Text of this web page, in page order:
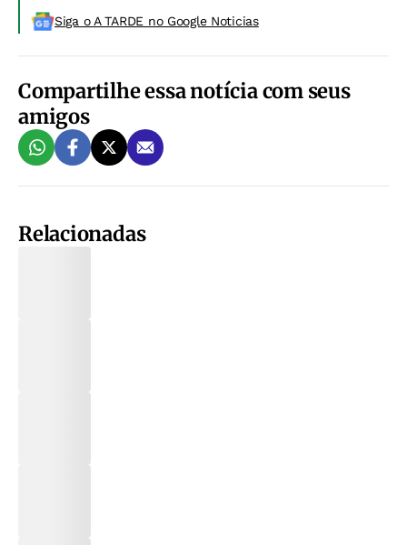
Siga o A TARDE no Google Noticias
Compartilhe essa notícia com seus
amigos
Relacionadas